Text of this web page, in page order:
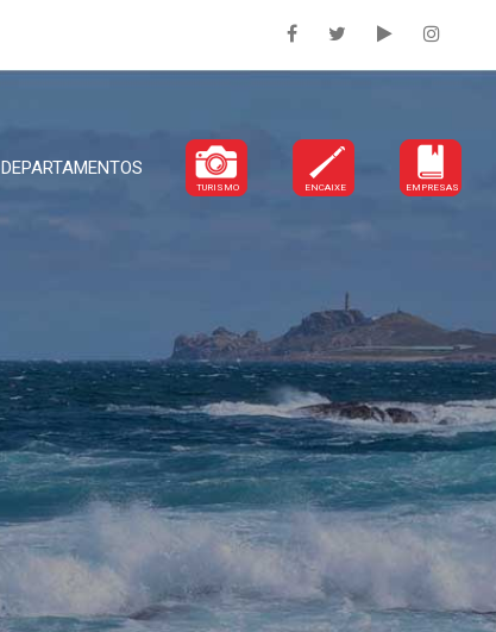
DEPARTAMENTOS
TURISMO ENCAIXE EMPRESAS